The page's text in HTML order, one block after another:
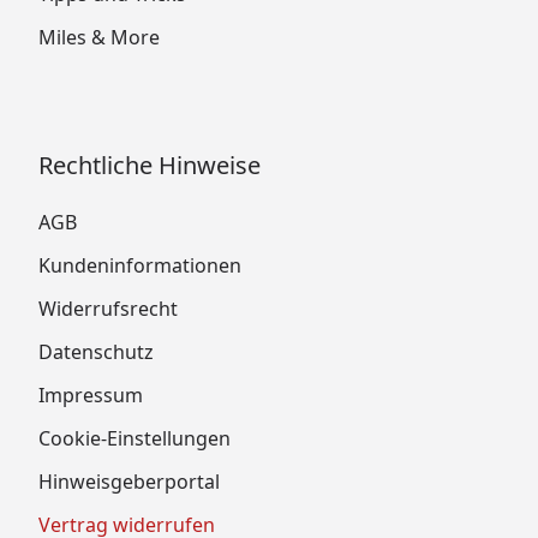
Miles & More
Rechtliche Hinweise
AGB
Kundeninformationen
Widerrufsrecht
Datenschutz
Impressum
Cookie-Einstellungen
Hinweisgeberportal
Vertrag widerrufen